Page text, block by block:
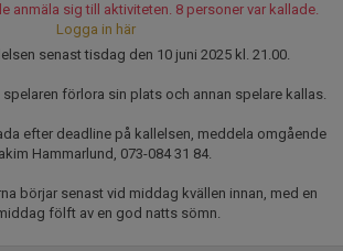
anmäla sig till aktiviteten. 8 personer var kallade.
Logga in här
senast tisdag den 10 juni 2025 kl. 21.00.
förlora sin plats och annan spelare kallas.
efter deadline på kallelsen, meddela omgående
Hammarlund, 073-084 31 84.
börjar senast vid middag kvällen innan, med en
fölft av en god natts sömn.